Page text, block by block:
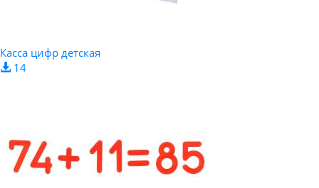
Касса цифр детская
14